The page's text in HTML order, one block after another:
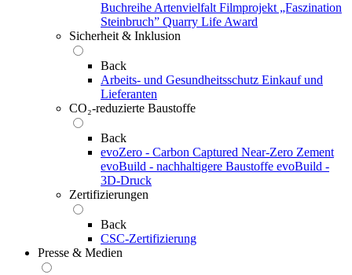
Buchreihe Artenvielfalt Filmprojekt „Faszination
Steinbruch” Quarry Life Award
Sicherheit & Inklusion
Back
Arbeits- und Gesundheitsschutz Einkauf und
Lieferanten
CO₂-reduzierte Baustoffe
Back
evoZero - Carbon Captured Near-Zero Zement
evoBuild - nachhaltigere Baustoffe evoBuild -
3D-Druck
Zertifizierungen
Back
CSC-Zertifizierung
Presse & Medien